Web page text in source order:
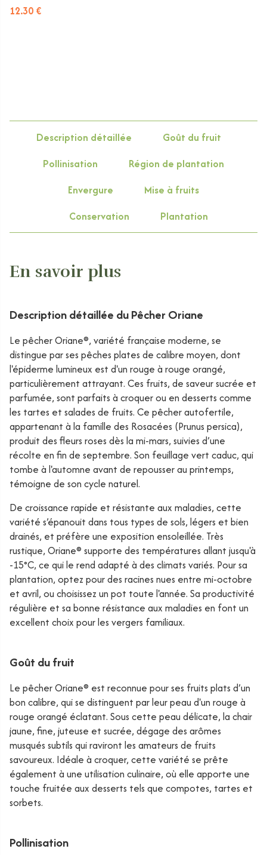
12.30 €
Description détaillée
Goût du fruit
Pollinisation
Région de plantation
Envergure
Mise à fruits
Conservation
Plantation
En savoir plus
Description détaillée du Pêcher Oriane
Le pêcher Oriane®, variété française moderne, se
distingue par ses pêches plates de calibre moyen, dont
l'épiderme lumineux est d'un rouge à rouge orangé,
particulièrement attrayant. Ces fruits, de saveur sucrée et
parfumée, sont parfaits à croquer ou en desserts comme
les tartes et salades de fruits. Ce pêcher autofertile,
appartenant à la famille des Rosacées (Prunus persica),
produit des fleurs roses dès la mi-mars, suivies d’une
récolte en fin de septembre. Son feuillage vert caduc, qui
tombe à l'automne avant de repousser au printemps,
témoigne de son cycle naturel.
De croissance rapide et résistante aux maladies, cette
variété s’épanouit dans tous types de sols, légers et bien
drainés, et préfère une exposition ensoleillée. Très
rustique, Oriane® supporte des températures allant jusqu'à
-15°C, ce qui le rend adapté à des climats variés. Pour sa
plantation, optez pour des racines nues entre mi-octobre
et avril, ou choisissez un pot toute l'année. Sa productivité
régulière et sa bonne résistance aux maladies en font un
excellent choix pour les vergers familiaux.
Goût du fruit
Le pêcherOriane® est reconnue pour ses fruits plats d’un
bon calibre, qui se distinguent par leur peau d'un rouge à
rouge orangé éclatant. Sous cette peau délicate, la chair
jaune, fine, juteuse et sucrée, dégage des arômes
musqués subtils qui raviront les amateurs de fruits
savoureux. Idéale à croquer, cette variété se prête
également à une utilisation culinaire, où elle apporte une
touche fruitée aux desserts tels que compotes, tartes et
sorbets.
Pollinisation